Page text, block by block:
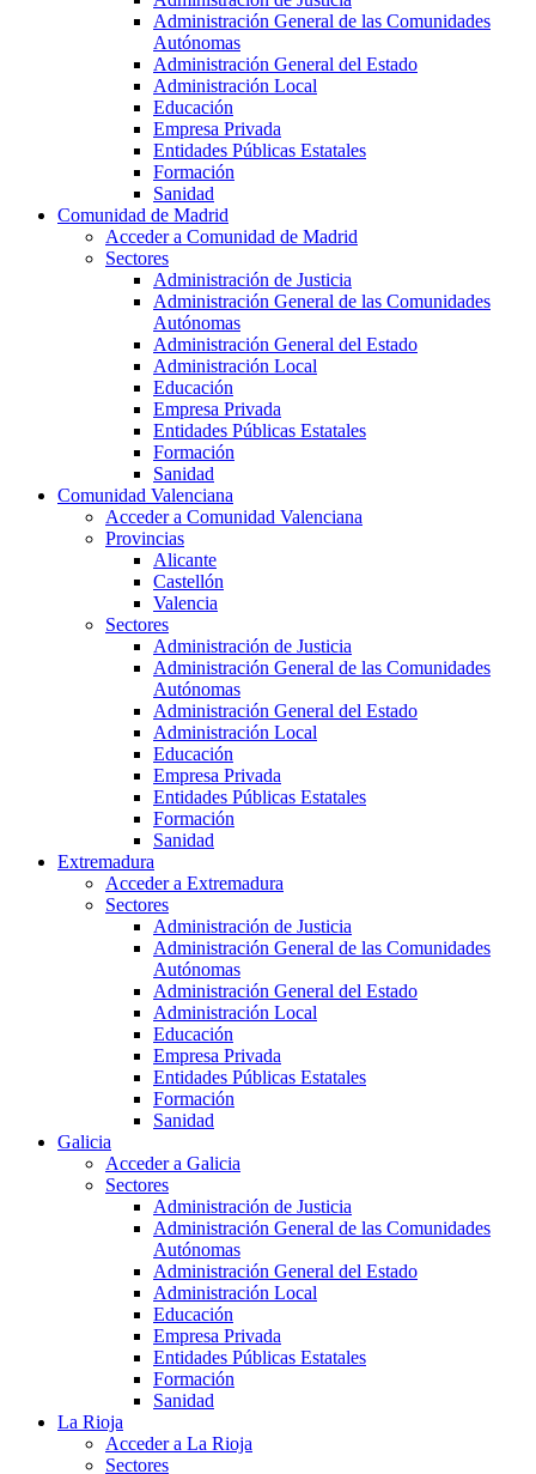
Administración General de las Comunidades
Autónomas
Administración General del Estado
Administración Local
Educación
Empresa Privada
Entidades Públicas Estatales
Formación
Sanidad
Comunidad de Madrid
Acceder a Comunidad de Madrid
Sectores
Administración de Justicia
Administración General de las Comunidades
Autónomas
Administración General del Estado
Administración Local
Educación
Empresa Privada
Entidades Públicas Estatales
Formación
Sanidad
Comunidad Valenciana
Acceder a Comunidad Valenciana
Provincias
Alicante
Castellón
Valencia
Sectores
Administración de Justicia
Administración General de las Comunidades
Autónomas
Administración General del Estado
Administración Local
Educación
Empresa Privada
Entidades Públicas Estatales
Formación
Sanidad
Extremadura
Acceder a Extremadura
Sectores
Administración de Justicia
Administración General de las Comunidades
Autónomas
Administración General del Estado
Administración Local
Educación
Empresa Privada
Entidades Públicas Estatales
Formación
Sanidad
Galicia
Acceder a Galicia
Sectores
Administración de Justicia
Administración General de las Comunidades
Autónomas
Administración General del Estado
Administración Local
Educación
Empresa Privada
Entidades Públicas Estatales
Formación
Sanidad
La Rioja
Acceder a La Rioja
Sectores